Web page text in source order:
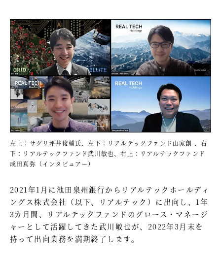
左上：サグリ坪井俊輔氏、左下：リアルテックファンド山家創 、右
下：リアルテックファンド武川敏也、右上：リアルテックファンド
成田真弥（インタビュアー）
2021年1月に池田泉州銀行からリアルテックホールディ
ングス株式会社（以下、リアルテック）に出向し、1年
3カ月間、リアルテックファンドのグロース・マネージ
ャーとして活躍してきた武川敏也が、2022年3月末を
持って出向業務を満期終了します。